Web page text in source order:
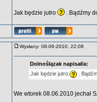
Jak będzie jutro . Bądźmy
Wysłany: 08-06-2010, 22:08
Dolnoślązak napisał/a:
Jak będzie jutro
.
We wtorek 08.06.2010 jechał